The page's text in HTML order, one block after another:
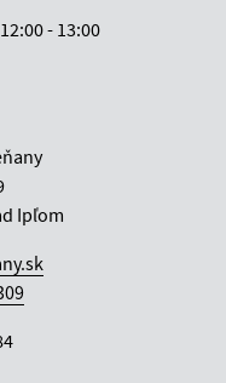
12:00 - 13:00
Ipľom